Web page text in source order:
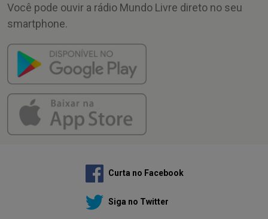
Você pode ouvir a rádio Mundo Livre direto no seu
smartphone.
Curta no Facebook
Siga no Twitter